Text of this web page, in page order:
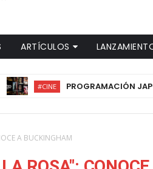
ARTÍCULOS
#CINE PROGRAMACIÓN JAPONESA
A BUCKINGHAM